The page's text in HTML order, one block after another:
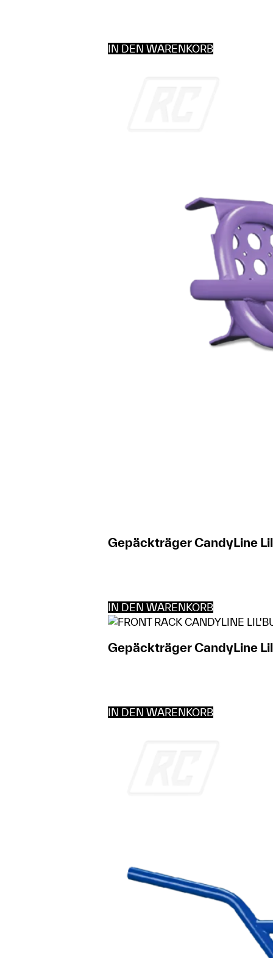
IN DEN WARENKORB
Gepäckträger CandyLine
IN DEN WARENKORB
Gepäckträger CandyLine
IN DEN WARENKORB